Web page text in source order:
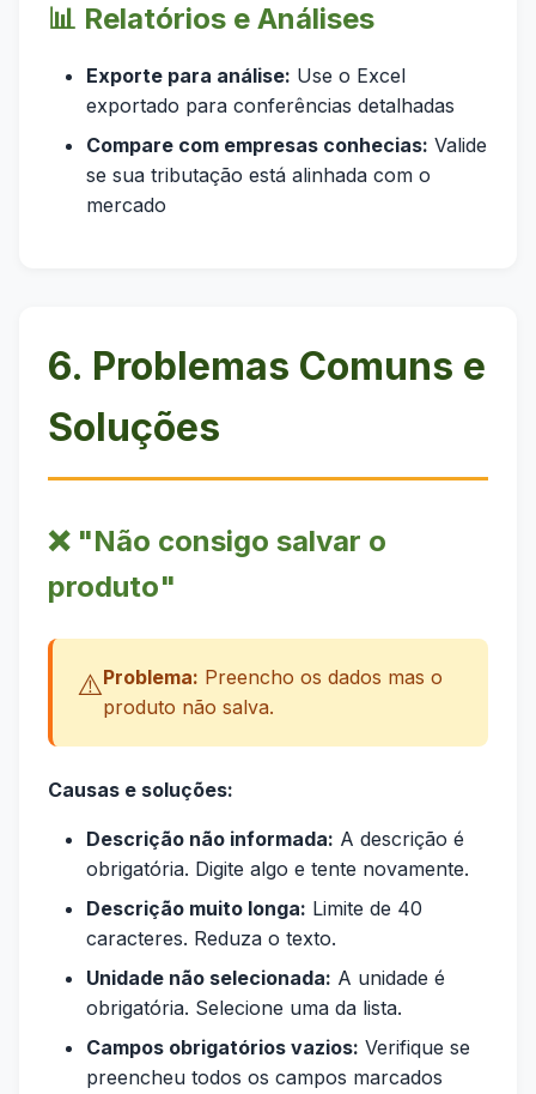
📊 Relatórios e Análises
Exporte para análise: Use o Excel
exportado para conferências detalhadas
Compare com empresas conhecias: Valide
se sua tributação está alinhada com o
mercado
6. Problemas Comuns e
Soluções
❌ "Não consigo salvar o
produto"
⚠️Problema: Preencho os dados mas o
produto não salva.
Causas e soluções:
Descrição não informada: A descrição é
obrigatória. Digite algo e tente novamente.
Descrição muito longa: Limite de 40
caracteres. Reduza o texto.
Unidade não selecionada: A unidade é
obrigatória. Selecione uma da lista.
Campos obrigatórios vazios: Verifique se
preencheu todos os campos marcados